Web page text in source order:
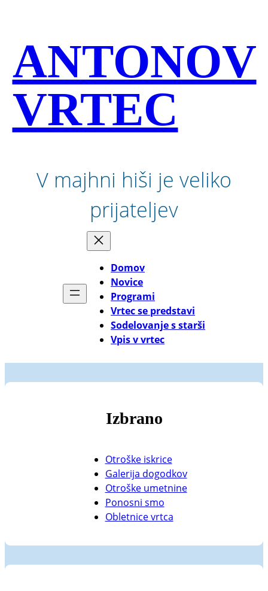
ANTONOV
VRTEC
V majhni hiši je veliko
prijateljev
Domov
Novice
Programi
Vrtec se predstavi
Sodelovanje s starši
Vpis v vrtec
Izbrano
Otroške iskrice
Galerija dogodkov
Otroške umetnine
Ponosni smo
Obletnice vrtca